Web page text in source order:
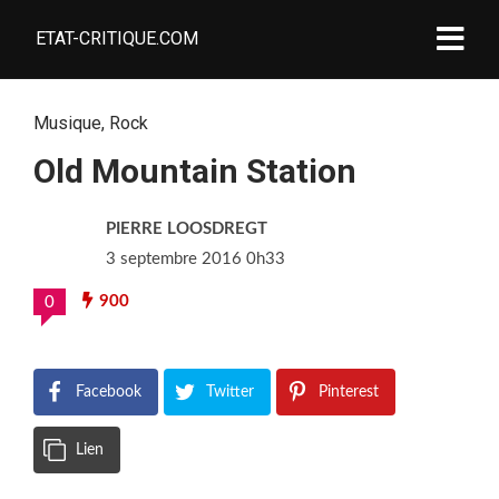
ETAT-CRITIQUE.COM
Musique, Rock
Old Mountain Station
PIERRE LOOSDREGT
3 septembre 2016 0h33
0 900
Facebook Twitter Pinterest
Lien